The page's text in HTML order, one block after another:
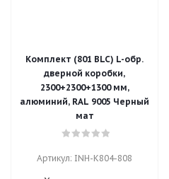
Комплект (801 BLC) L-обр.
дверной коробки,
2300+2300+1300 мм,
алюминий, RAL 9005 Черный
мат
Артикул: INH-K804-808